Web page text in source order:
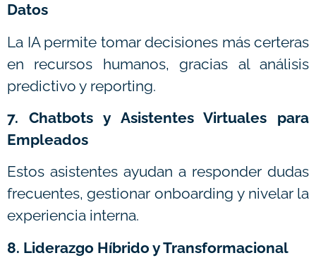
Datos
La IA permite tomar decisiones más certeras
en recursos humanos, gracias al análisis
predictivo y reporting.
7. Chatbots y Asistentes Virtuales para
Empleados
Estos asistentes ayudan a responder dudas
frecuentes, gestionar onboarding y nivelar la
experiencia interna.
8. Liderazgo Híbrido y Transformacional